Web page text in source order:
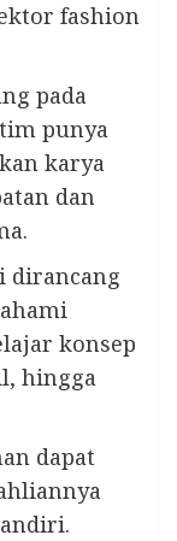
fashion
pada
punya
karya
dan
dirancang
konsep
hingga
dapat